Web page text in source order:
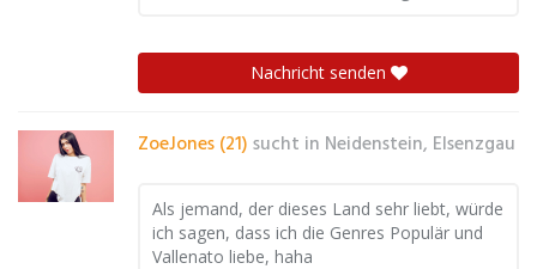
Nachricht senden
ZoeJones (21) sucht in Neidenstein, Elsenzgau
Als jemand, der dieses Land sehr liebt, würde
ich sagen, dass ich die Genres Populär und
Vallenato liebe, haha